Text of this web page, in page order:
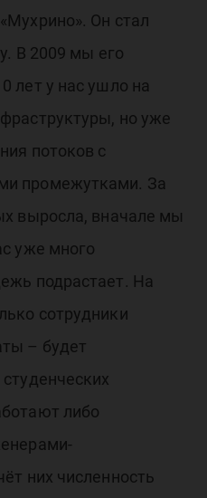
Он стал
В 2009 мы его
лет у нас ушло на
но уже
потоков с
промежутками. За
выросла, вначале мы
уже много
подрастает. На
сотрудники
– будет
либо
них численность